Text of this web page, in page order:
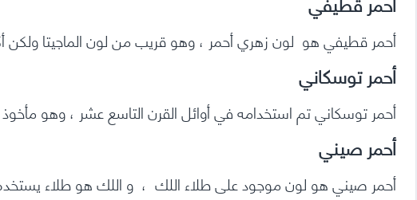
أحمر قطيفي هو لون زهري أحمر ، وهو قريب من لون الماجيتا ولكن
أحمر توسكاني
أحمر توسكاني تم استخدامه في أوائل القرن التاسع عشر ، وهو مأخوذ
أحمر صيني
أحمر صيني هو لون موجود على طلاء اللك ، و اللك هو طلاء